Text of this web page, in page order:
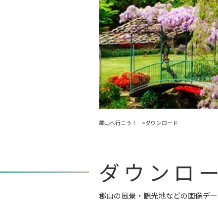
郡山へ行こう！ ダウンロード
ダウンロ
郡山の風景・観光地などの画像デ